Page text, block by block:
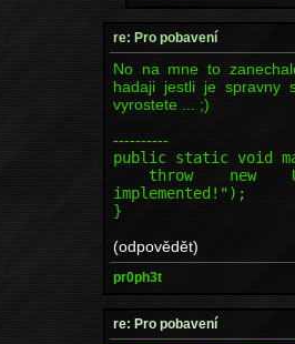
re: Pro pobavení
No na mne to
hadaji jestli je spravny
vyrostete ... ;)
----------
public static void
throw new
implemented!");
}
(odpovědět)
pr0ph3t
re: Pro pobavení